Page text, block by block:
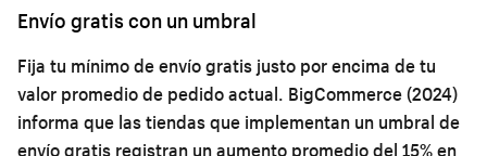
Envío gratis con un umbral
Fija tu mínimo de envío gratis justo por encima de tu
valor promedio de pedido actual. BigCommerce (2024)
informa que las tiendas que implementan un umbral de
envío gratis registran un aumento promedio del 15% en